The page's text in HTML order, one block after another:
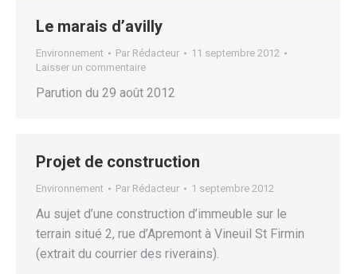
Le marais d’avilly
Environnement Par Rédacteur
11 septembre 2012
Laisser un commentaire
Parution du 29 août 2012
Projet de construction
Environnement Par Rédacteur 1 septembre 2012
Au sujet d’une construction d’immeuble sur le
terrain situé 2, rue d’Apremont à Vineuil St Firmin
(extrait du courrier des riverains).